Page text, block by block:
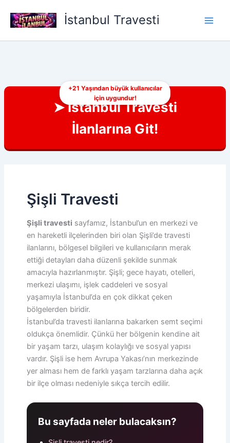
atla
İstanbul Travesti
+21 Yaşından büyük kullanıcılar
için uygundur!
➤ İstanbul Travesti
İlanlarına Git!
Şişli Travesti
Şişli travesti sayfamız, İstanbul’un en merkezi ve
en hareketli ilçelerinden biri olan Şişli’de travesti
ilanlarını, bölgesel bilgileri ve kullanıcıların merak
ettiği detayları daha düzenli şekilde sunmak
amacıyla hazırlanmıştır. Şişli; gece hayatı, otelleri,
merkezi ulaşımı, işlek caddeleri ve sosyal
yaşamıyla İstanbul’da en çok dikkat çeken
bölgelerden biridir.
İstanbul’da travesti ilanlarına bakarken semt seçimi
oldukça önemlidir. Çünkü her bölgenin kendine ait
bir yaşam tarzı, ulaşım kolaylığı ve sosyal yapısı
vardır. Şişli ise hem Avrupa Yakası’nın merkezinde
yer alması hem de farklı yaşam tarzlarına daha açık
bir ilçe olması nedeniyle sıkça tercih edilir.
Bu sayfada neler bulacaksın?